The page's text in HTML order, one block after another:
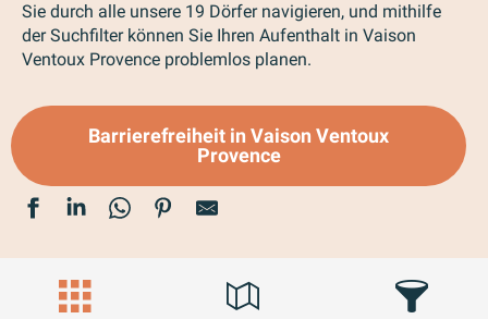
Sie durch alle unsere 19 Dörfer navigieren, und mithilfe
der Suchfilter können Sie Ihren Aufenthalt in Vaison
Ventoux Provence problemlos planen.
Barrierefreiheit in Vaison Ventoux
Provence